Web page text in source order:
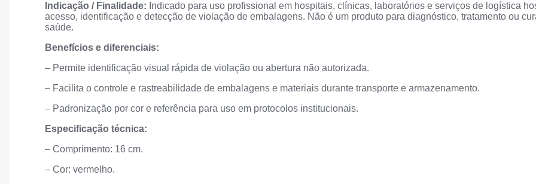
Indicação / Finalidade: Indicado para uso profissional em hospitais, clínicas, laboratórios e serviços de logística
acesso, identificação e detecção de violação de embalagens. Não é um produto para diagnóstico, tratamento ou
saúde.
Benefícios e diferenciais:
– Permite identificação visual rápida de violação ou abertura não autorizada.
– Facilita o controle e rastreabilidade de embalagens e materiais durante transporte e armazenamento.
– Padronização por cor e referência para uso em protocolos institucionais.
Especificação técnica:
– Comprimento: 16 cm.
– Cor: vermelho.